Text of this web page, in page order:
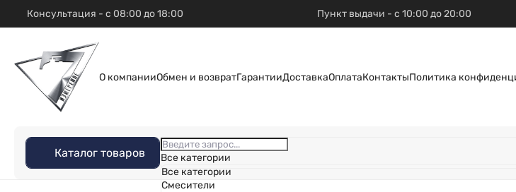
Консультация - с 08:00 до 18:00 Пункт выдачи - с 10:00 до 20:00
О компанииОбмен и возвратГарантииДоставкаОплатаКонтактыПолитика
Каталог товаров
Все категории
Все категории
Смесители